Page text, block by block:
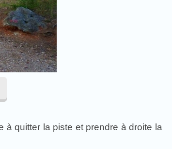
à quitter la piste et prendre à droite la